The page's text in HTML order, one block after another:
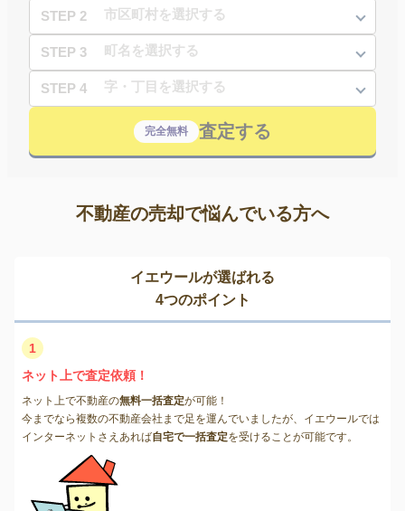
STEP 2
STEP 3
STEP 4
完全無料 査定する
不動産の売却で悩んでいる方へ
イエウールが選ばれる
4つのポイント
1
ネット上で査定依頼！
ネット上で不動産の無料一括査定が可能！
今までなら複数の不動産会社まで足を運んでいましたが、イエウールでは
インターネットさえあれば自宅で一括査定を受けることが可能です。